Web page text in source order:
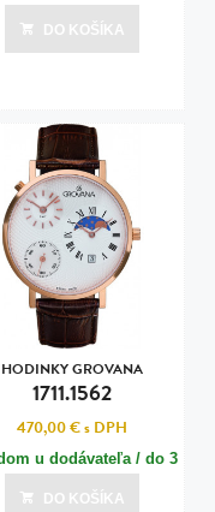
dní
aktualizácia dnes o 07:00
DO KOŠÍKA
HODINKY GROVANA
1711.1562
470,00 €s DPH
u dodávateľa / do 3
dní
DO KOŠÍKA